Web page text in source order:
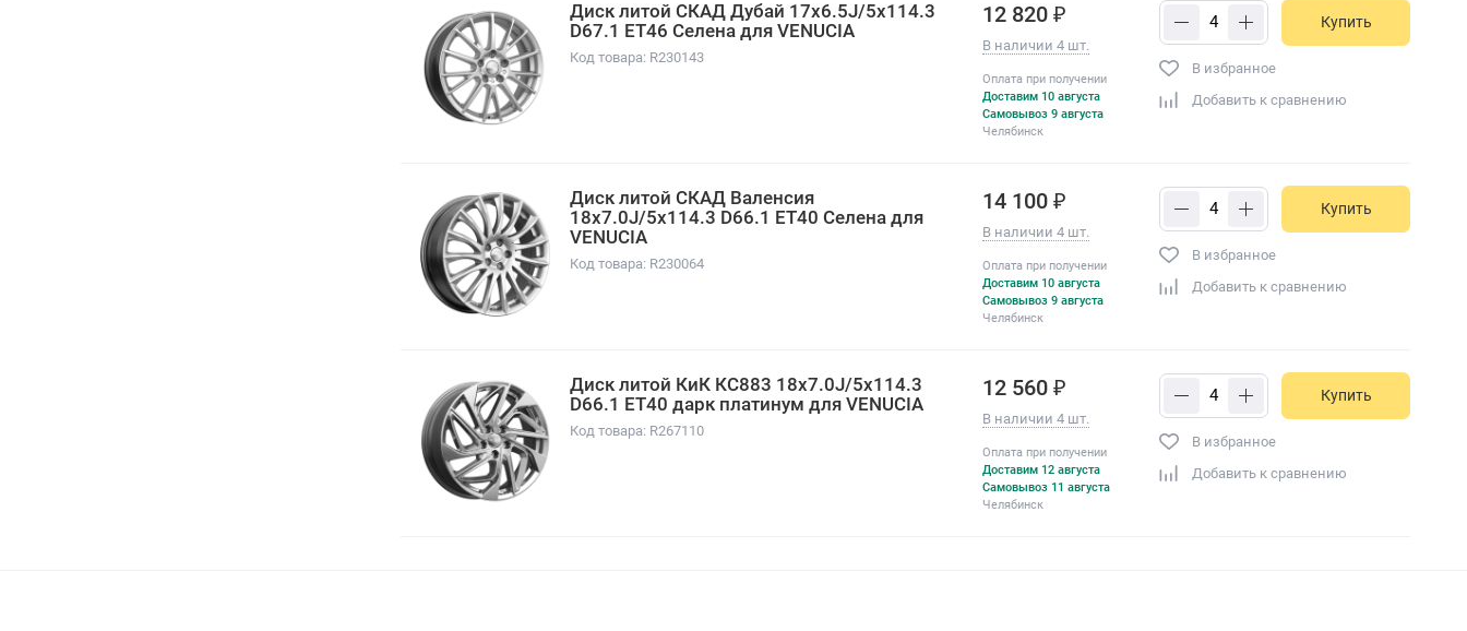
Диск литой СКАД Дубай 17x6.5J/5x114.3
D67.1 ET46 Селена для VENUCIA
Код товара: R230143
12 820 ₽
В наличии 4 шт.
Оплата при получении
Доставим 10 августа
Самовывоз 9 августа
Челябинск
Купить
В избранное
Добавить к сравнению
Диск литой СКАД Валенсия
18x7.0J/5x114.3 D66.1 ET40 Селена для
VENUCIA
Код товара: R230064
14 100 ₽
В наличии 4 шт.
Оплата при получении
Доставим 10 августа
Самовывоз 9 августа
Челябинск
Купить
В избранное
Добавить к сравнению
Диск литой КиК КС883 18x7.0J/5x114.3
D66.1 ET40 дарк платинум для VENUCIA
Код товара: R267110
12 560 ₽
В наличии 4 шт.
Оплата при получении
Доставим 12 августа
Самовывоз 11 августа
Челябинск
Купить
В избранное
Добавить к сравнению